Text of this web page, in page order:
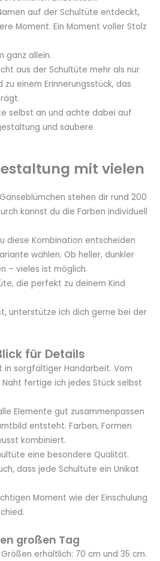
auf der Schultüte entdeckt,
Moment. Ein Moment voller Stolz
ganz allein.
aus der Schultüte mehr als nur
zu einem Erinnerungsstück, das
selbst an und achte dabei auf
und saubere
mit vielen
stehen dir rund 200
kannst du die Farben individuell
diese Kombination entscheiden
wählen. Ob heller, dunkler
– vieles ist möglich.
die perfekt zu deinem Kind
unterstütze ich dich gerne bei der
für Details
sorgfältiger Handarbeit. Vom
fertige ich jedes Stück selbst
Elemente gut zusammenpassen
entsteht. Farben, Formen
kombiniert.
eine besondere Qualität.
dass jede Schultüte ein Unikat
Moment wie der Einschulung
großen Tag
erhältlich: 70 cm und 35 cm.